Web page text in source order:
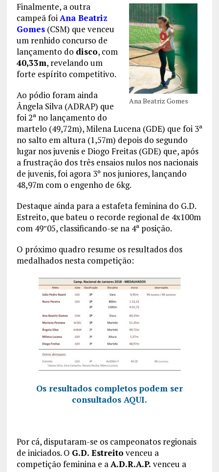
Ana Beatriz Gomes
Finalmente, a outra
campeã foiAna Beatriz
Gomes(CSM) que venceu
um renhido concurso de
lançamento do disco, com
40,33m, revelando um
forte espírito competitivo.
Ao pódio foram ainda
Ângela Silva (ADRAP) que
foi 2ª no lançamento do
martelo (49,72m), Milena Lucena (GDE) que foi 3ª
no salto em altura (1,57m) depois do segundo
lugar nos juvenis e Diogo Freitas (GDE) que, após
a frustração dos três ensaios nulos nos nacionais
de juvenis, foi agora 3º nos juniores, lançando
48,97m com o engenho de 6kg.
Destaque ainda para a estafeta feminina do G.D.
Estreito, que bateu o recorde regional de 4x100m
com 49″05, classificando-se na 4ª posição.
O próximo quadro resume os resultados dos
medalhados nesta competição:
Os resultados completos podem ser
consultados AQUI.
Por cá, disputaram-se os campeonatos regionais
de iniciados. O G.D. Estreito venceu a
competição feminina e aA.D.R.A.P. venceu a